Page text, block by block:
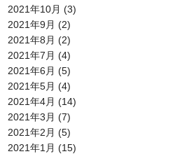
2021年10月 (3)
2021年9月 (2)
2021年8月 (2)
2021年7月 (4)
2021年6月 (5)
2021年5月 (4)
2021年4月 (14)
2021年3月 (7)
2021年2月 (5)
2021年1月 (15)